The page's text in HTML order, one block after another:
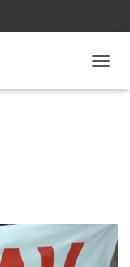
A
E